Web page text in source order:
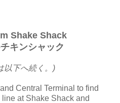
Shake Shack
キンシャック
以下へ続く。)
Central Terminal to find
at Shake Shack and